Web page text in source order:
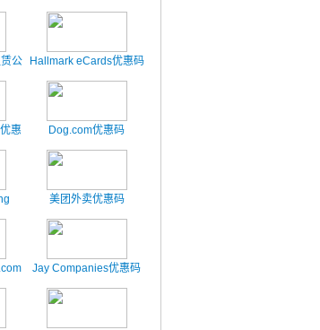
公
Hallmark eCards优惠码
惠
Dog.com优惠码
美团外卖优惠码
Jay Companies优惠码